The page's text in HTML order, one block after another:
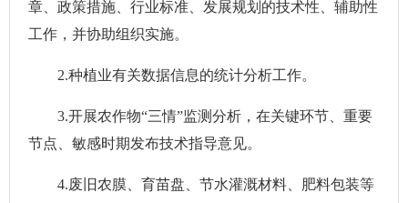
章、政策措施、行业标准、发展规划的技术性、辅助性
工作，并协助组织实施。
2.种植业有关数据信息的统计分析工作。
3.开展农作物“三情”监测分析，在关键环节、重要
节点、敏感时期发布技术指导意见。
4.废旧农膜、育苗盘、节水灌溉材料、肥料包装等